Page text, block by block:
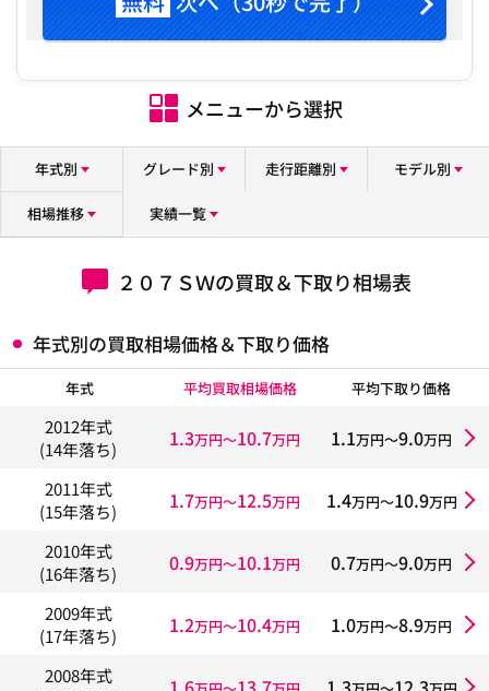
メニューから選択
年式別 グレード別 走行距離別 モデル別
相場推移 実績一覧
２０７ＳＷの買取＆下取り相場表
年式別の買取相場価格＆下取り価格
年式 平均買取相場価格 平均下取り価格
2012年式
(14年落ち)
1.3万円〜10.7万円 1.1万円〜9.0万円
2011年式
(15年落ち)
1.7万円〜12.5万円 1.4万円〜10.9万円
2010年式
(16年落ち)
0.9万円〜10.1万円 0.7万円〜9.0万円
2009年式
(17年落ち)
1.2万円〜10.4万円 1.0万円〜8.9万円
2008年式